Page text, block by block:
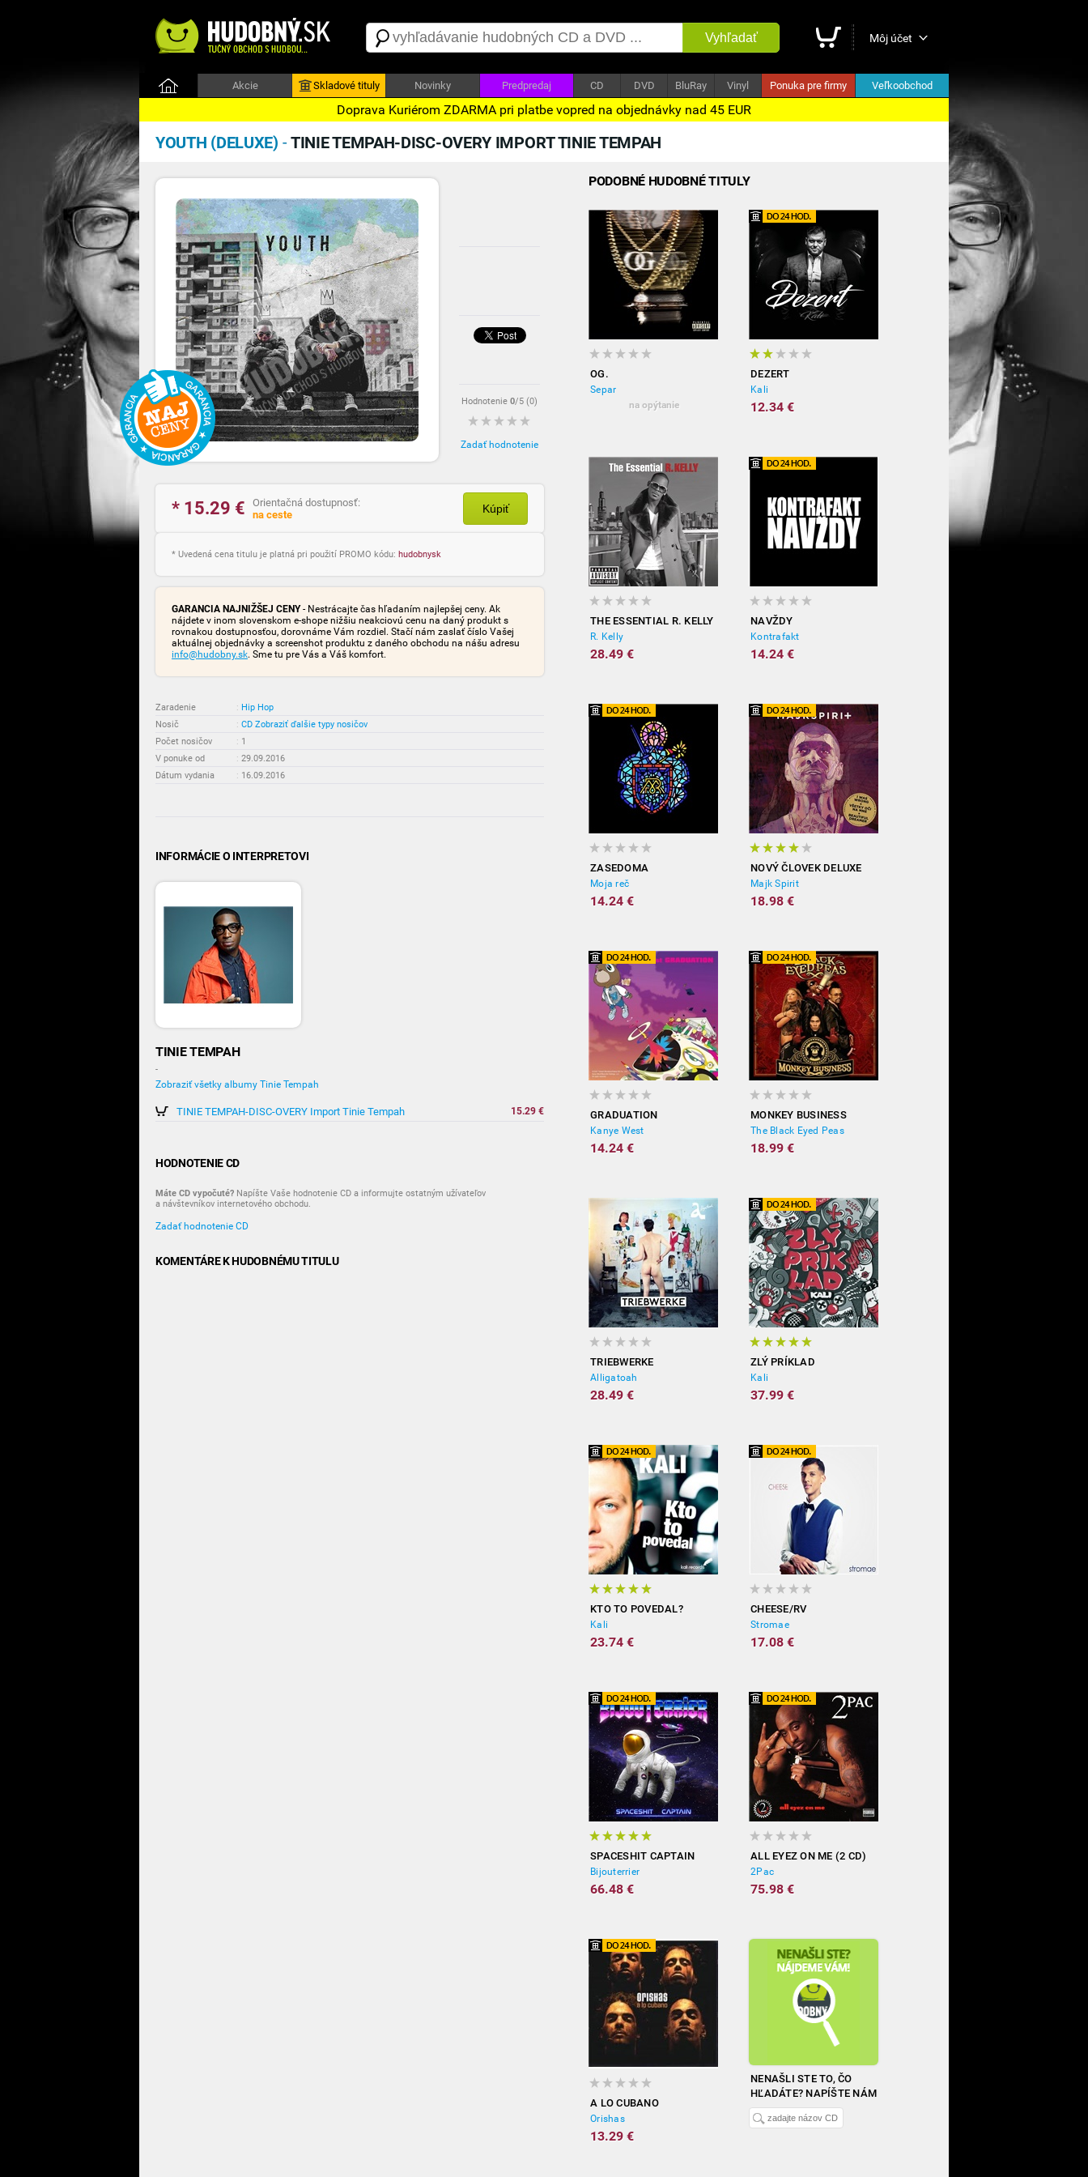
Vyhľadať Môj účet
Akcie Skladové tituly Novinky Predpredaj CD DVD BluRay Vinyl Ponuka pre firmy Veľkoobchod
Doprava Kuriérom ZDARMA pri platbe vopred na objednávky nad 45 EUR
YOUTH (DELUXE) -TINIE TEMPAH-DISC-OVERY IMPORT TINIE TEMPAH
Hodnotenie 0/5 (0)
Zadať hodnotenie
* 15.29 €
Orientačná dostupnosť:
na ceste
Kúpiť
* Uvedená cena titulu je platná pri použití PROMO kódu: hudobnysk
GARANCIA NAJNIŽŠEJ CENY- Nestrácajte čas hľadaním najlepšej ceny. Ak
nájdete v inom slovenskom e-shope nižšiu neakciovú cenu na daný produkt s
rovnakou dostupnosťou, dorovnáme Vám rozdiel. Stačí nám zaslať číslo Vašej
aktuálnej objednávky a screenshot produktu z daného obchodu na nášu adresu
info@hudobny.sk. Sme tu pre Vás a Váš komfort.
Zaradenie : Hip Hop
Nosič
: CD Zobraziť ďalšie typy nosičov
Počet nosičov
: 1
V ponuke od
: 29.09.2016
Dátum vydania
: 16.09.2016
INFORMÁCIE O INTERPRETOVI
TINIE TEMPAH
-
Zobraziť všetky albumy Tinie Tempah
TINIE TEMPAH-DISC-OVERY Import Tinie Tempah 15.29 €
HODNOTENIE CD
Máte CD vypočuté? Napíšte Vaše hodnotenie CD a informujte ostatným užívateľov
a návštevníkov internetového obchodu.
Zadať hodnotenie CD
KOMENTÁRE K HUDOBNÉMU TITULU
PODOBNÉ HUDOBNÉ TITULY
OG.
Separ
na opýtanie
DEZERT
Kali
12.34 €
THE ESSENTIAL R. KELLY
R. Kelly
28.49 €
NAVŽDY
Kontrafakt
14.24 €
ZASEDOMA
Moja reč
14.24 €
NOVÝ ČLOVEK DELUXE
Majk Spirit
18.98 €
GRADUATION
Kanye West
14.24 €
MONKEY BUSINESS
The Black Eyed Peas
18.99 €
TRIEBWERKE
Alligatoah
28.49 €
ZLÝ PRÍKLAD
Kali
37.99 €
KTO TO POVEDAL?
Kali
23.74 €
CHEESE/RV
Stromae
17.08 €
SPACESHIT CAPTAIN
Bijouterrier
66.48 €
ALL EYEZ ON ME (2 CD)
2Pac
75.98 €
A LO CUBANO
Orishas
13.29 €
NENAŠLI STE TO, ČO
HĽADÁTE? NAPÍŠTE NÁM